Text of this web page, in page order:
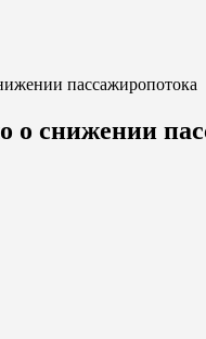
пассажиропотока
о снижении